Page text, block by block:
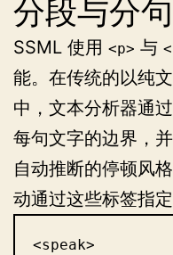
分段与分句
SSML 使用 <p> 与
能。在传统的以纯
中，文本分析器通
每句文字的边界，
自动推断的停顿风
动通过这些标签指
<speak>